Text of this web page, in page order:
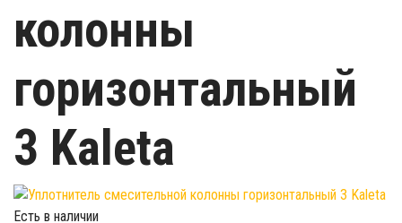
колонны
горизонтальный
3 Kaleta
Есть в наличии